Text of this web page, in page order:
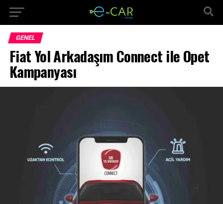
GENEL
Fiat Yol Arkadaşım Connect ile Opet
Kampanyası